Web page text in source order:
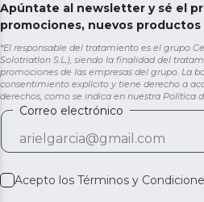
Apúntate al newsletter y sé el
promociones, nuevos productos
*El responsable del tratamiento es el grupo
Solotriatlon S.L.), siendo la finalidad del
promociones de las empresas del grupo. La
consentimiento explícito y tiene derecho a
derechos, como se indica en nuestra Política
Correo electrónico
Acepto los Términos y